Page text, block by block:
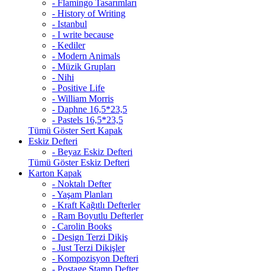
- Flamingo Tasarımları
- History of Writing
- Istanbul
- I write because
- Kediler
- Modern Animals
- Müzik Grupları
- Nihi
- Positive Life
- William Morris
- Daphne 16,5*23,5
- Pastels 16,5*23,5
Tümü Göster Sert Kapak
Eskiz Defteri
- Beyaz Eskiz Defteri
Tümü Göster Eskiz Defteri
Karton Kapak
- Noktalı Defter
- Yaşam Planları
- Kraft Kağıtlı Defterler
- Ram Boyutlu Defterler
- Carolin Books
- Design Terzi Dikiş
- Just Terzi Dikişler
- Kompozisyon Defteri
- Postage Stamp Defter